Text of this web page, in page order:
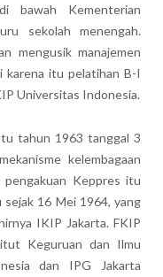
bawah Kementerian
sekolah menengah.
mengusik manajemen
karena itu pelatihan B-I
Universitas Indonesia.
tahun 1963 tanggal 3
kelembagaan
Keppres itu
16 Mei 1964, yang
IKIP Jakarta. FKIP
Keguruan dan Ilmu
dan IPG Jakarta